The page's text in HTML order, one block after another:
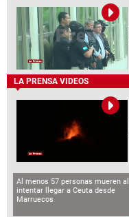
LA PRENSA VIDEOS
Al menos 57 personas mueren al
intentar llegar a Ceuta desde
Marruecos